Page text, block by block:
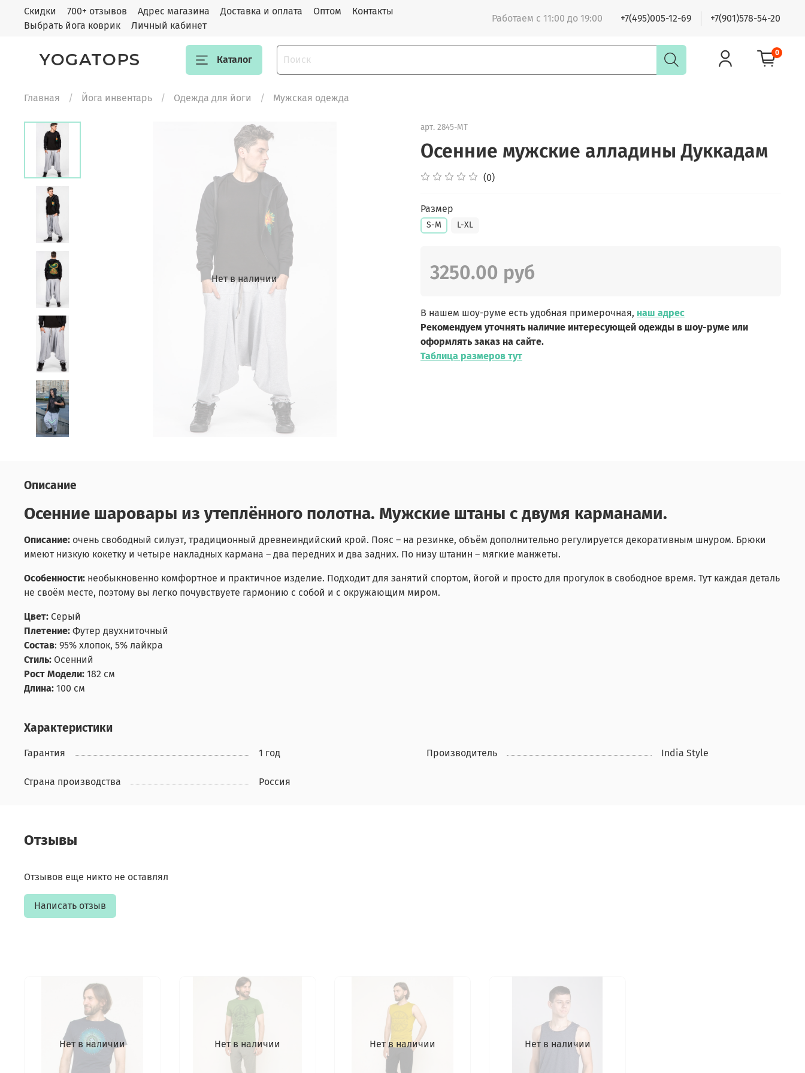
Скидки 700+ отзывов Адрес магазина Доставка и оплата Оптом
Контакты
Выбрать йога коврик
Личный кабинет
Работаем с 11:00 до 19:00 +7(495)005-12-69 +7(901)578-54-20
YOGATOPS Каталог
0
Главная Йога инвентарь Одежда для йоги Мужская одежда
Нет в наличии
арт. 2845-MT
Осенние мужские алладины Дуккадам
(0)
Размер
S-M L-XL
3250.00 руб
В нашем шоу-руме есть удобная примерочная, наш адрес
Рекомендуем уточнять наличие интересующей одежды в шоу-руме или
оформлять заказ на сайте.
Таблица размеров тут
Описание
Осенние шаровары из утеплённого полотна. Мужские штаны с двумя карманами.
Описание: очень свободный силуэт, традиционный древнеиндийский крой. Пояс – на резинке, объём дополнительно регулируется декоративным шнуром. Брюки
имеют низкую кокетку и четыре накладных кармана – два передних и два задних. По низу штанин – мягкие манжеты.
Особенности: необыкновенно комфортное и практичное изделие. Подходит для занятий спортом, йогой и просто для прогулок в свободное время. Тут каждая деталь
не своём месте, поэтому вы легко почувствуете гармонию с собой и с окружающим миром.
Цвет: Серый
Плетение: Футер двухниточный
Состав: 95% хлопок, 5% лайкра
Стиль: Осенний
Рост Модели: 182 см
Длина: 100 см
Характеристики
Гарантия 1 год Производитель India Style
Страна производства Россия
Отзывы
Отзывов еще никто не оставлял
Написать отзыв
Нет в наличии Нет в наличии Нет в наличии Нет в наличии